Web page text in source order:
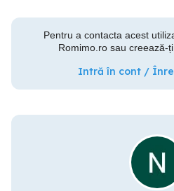
Pentru a contacta acest
Romimo.ro sau creează-
Intră în cont /